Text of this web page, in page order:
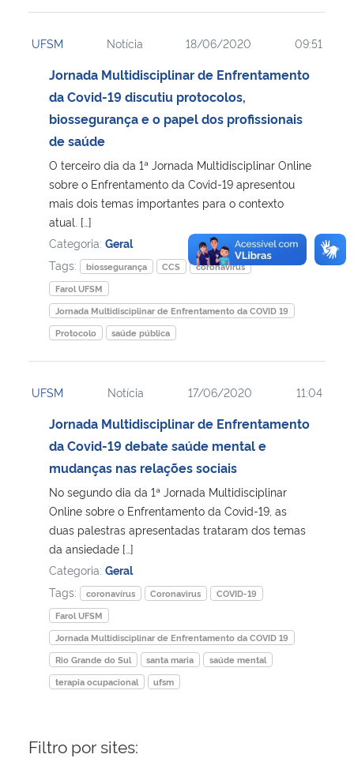
UFSM Notícia 18/06/2020 09:51
Jornada Multidisciplinar de Enfrentamento
da Covid-19 discutiu protocolos,
biossegurança e o papel dos profissionais
de saúde
O terceiro dia da 1ª Jornada Multidisciplinar Online
sobre o Enfrentamento da Covid-19 apresentou
mais dois temas importantes para o contexto
atual. […]
Categoria: Geral
Tags:
biossegurança CCS
coronavírus
Farol UFSM
Jornada Multidisciplinar de Enfrentamento da COVID 19
Protocolo
saúde pública
UFSM Notícia 17/06/2020 11:04
Jornada Multidisciplinar de Enfrentamento
da Covid-19 debate saúde mental e
mudanças nas relações sociais
No segundo dia da 1ª Jornada Multidisciplinar
Online sobre o Enfrentamento da Covid-19, as
duas palestras apresentadas trataram dos temas
da ansiedade […]
Categoria: Geral
Tags:
coronavírus Coronavirus
COVID-19
Farol UFSM
Jornada Multidisciplinar de Enfrentamento da COVID 19
Rio Grande do Sul
santa maria
saúde mental
terapia ocupacional
ufsm
Filtro por sites: